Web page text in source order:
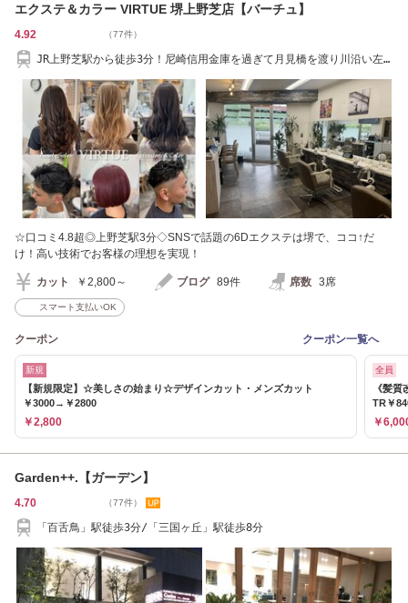
エクステ＆カラー VIRTUE 堺上野芝店【バーチュ】
4.92 （77件）
JR上野芝駅から徒歩3分！尼崎信用金庫を過ぎて月見橋を渡り川沿い左
☆口コミ4.8超◎上野芝駅3分◇SNSで話題の6Dエクステは堺で、ココ↑だ
け！高い技術でお客様の理想を実現！
カット ￥2,800～ ブログ 89件 席数 3席
スマート支払いOK
クーポン クーポン一覧へ
新規
【新規限定】☆美しさの始まり☆デザインカット・メンズカット
￥3000→￥2800
￥2,800
全員
《髪
TR￥
￥
Garden++.【ガーデン】
4.70 （77件）
「百舌鳥」駅徒歩3分/「三国ヶ丘」駅徒歩8分